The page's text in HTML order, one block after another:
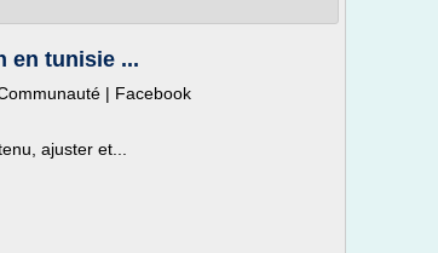
en tunisie ...
| Facebook
ajuster et...